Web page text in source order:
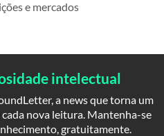
e mercados
intelectual
a news que torna um
nova leitura. Mantenha-se
gratuitamente.